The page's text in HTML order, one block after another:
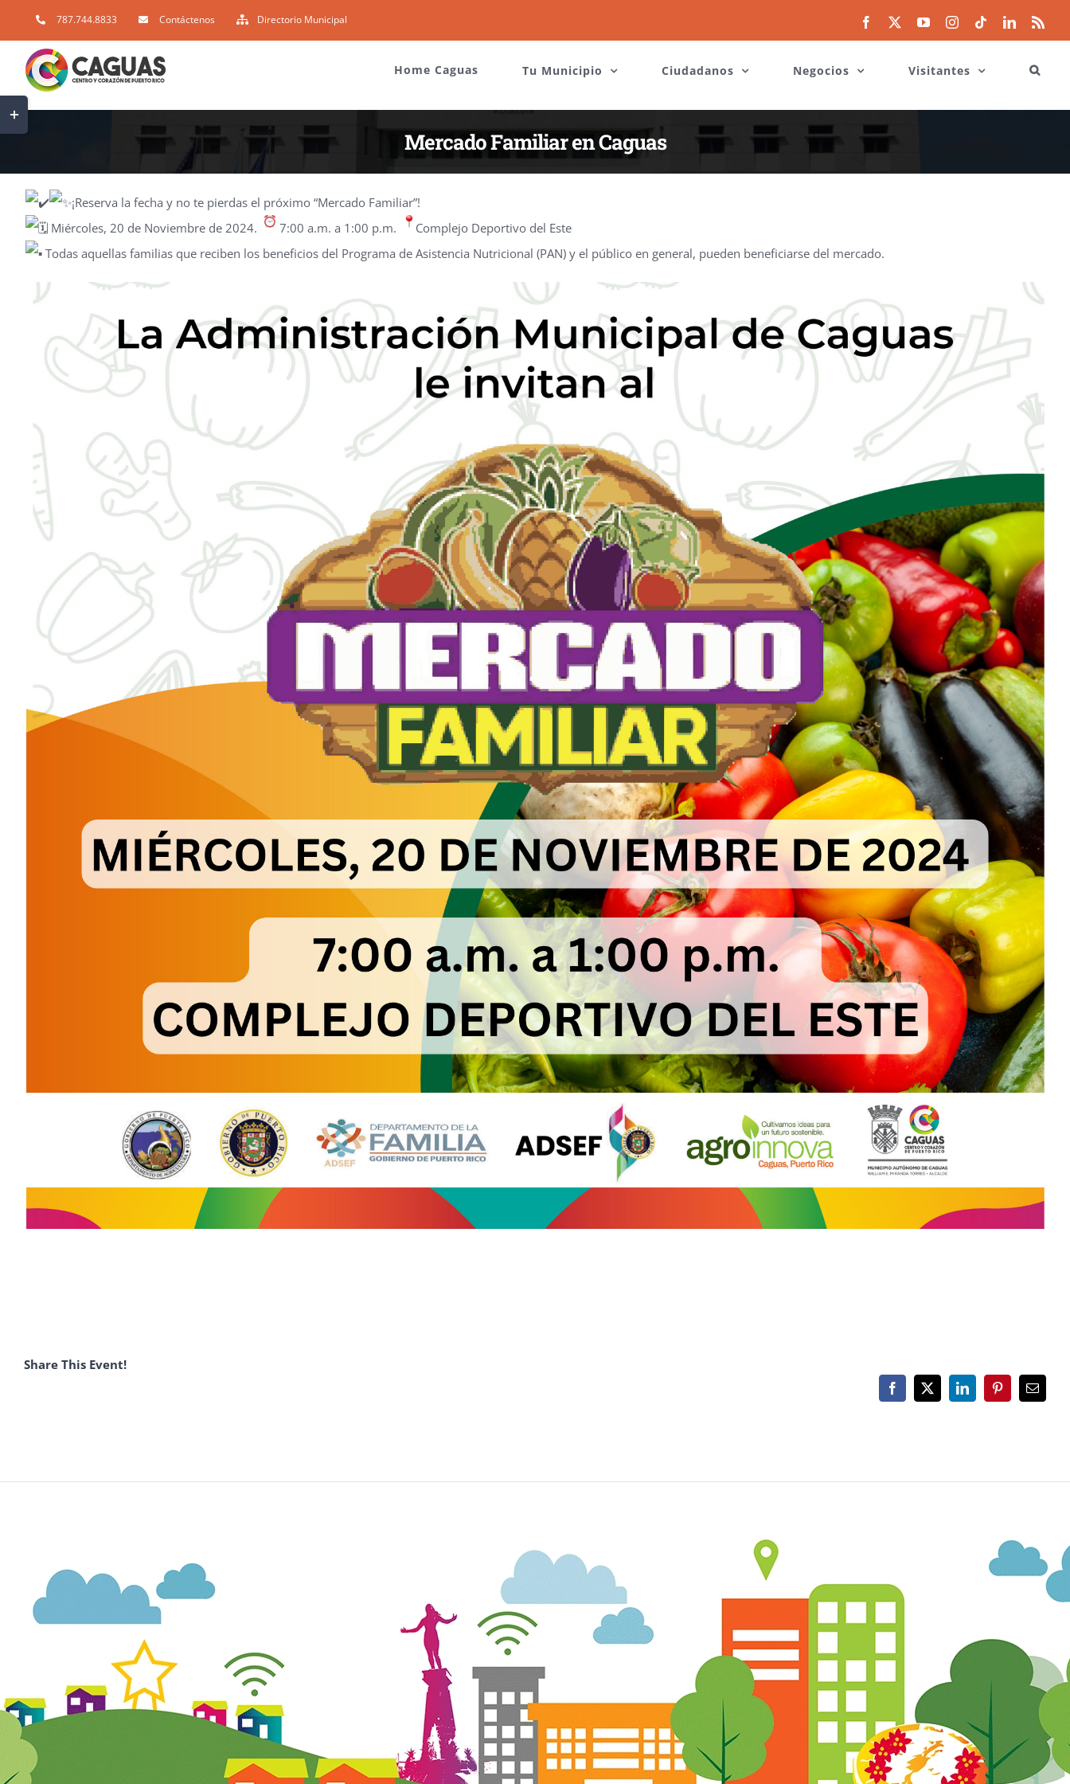
to
content
787.744.8833 Contáctenos Directorio Municipal Facebook YouTubeInstagram
TiktokLinkedIn
Home Caguas Tu Municipio Ciudadanos Negocios Visitantes
Mercado Familiar en Caguas
¡Reserva la fecha y no te pierdas el próximo “Mercado Familiar”!
Miércoles, 20 de Noviembre de 2024.
7:00 a.m. a 1:00 p.m.
Complejo Deportivo del Este
Todas aquellas familias que reciben los beneficios del Programa de Asistencia Nutricional (PAN) y el público en general, pueden beneficiarse del mercado.
Share This Event!
Facebook
X LinkedInPinterestEmail
Toggle
Sliding